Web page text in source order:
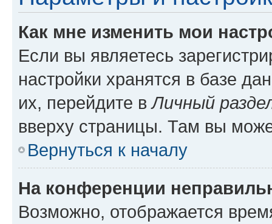
Как мне изменить мои
Если вы являетесь
настройки хранятся в базе
их, перейдите вЛичный
вверху страницы. Там вы
Вернуться к началу
На конференции
Возможно, отображается